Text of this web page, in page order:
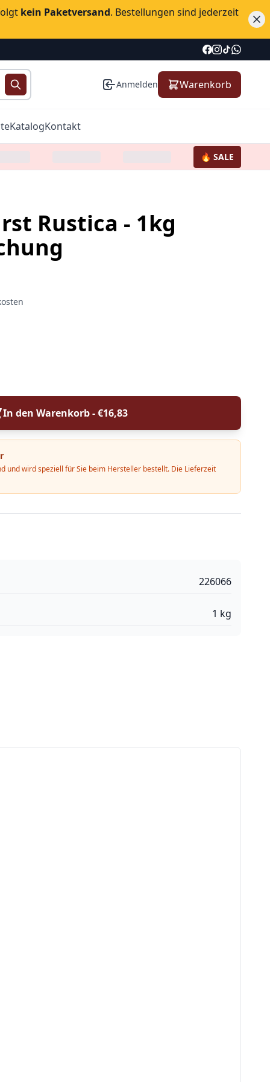
kein Paketversand. Bestellungen sind jederzeit
Anmelden Warenkorb
KatalogKontakt
🔥 SALE
Rustica - 1kg
In den Warenkorb - €16,83
und wird speziell für Sie beim Hersteller bestellt. Die Lieferzeit
226066
1 kg